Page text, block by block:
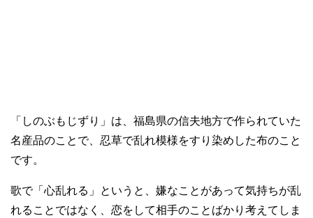
「しのぶもじずり」は、福島県の信夫地方で作られていた
名産品のことで、忍草で乱れ模様をすり染めした布のこと
です。
歌で「心乱れる」というと、嫌なことがあって気持ちが乱
れることではなく、恋をして相手のことばかり考えてしま